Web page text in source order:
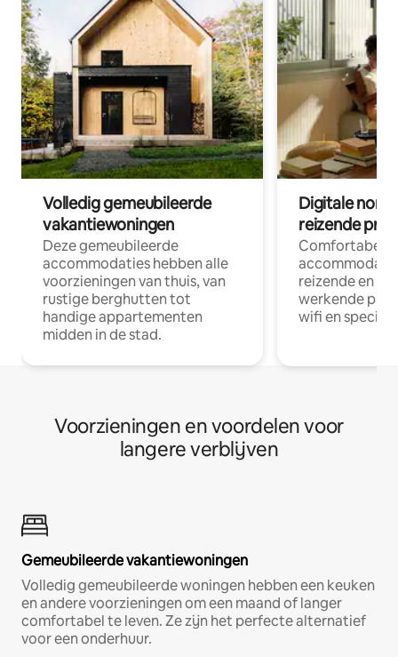
Volledig gemeubileerde
vakantiewoningen
Deze gemeubileerde
accommodaties hebben alle
voorzieningen van thuis, van
rustige berghutten tot
handige appartementen
midden in de stad.
Digitale
reizende
Comfortabele
reizende en
werkende
wifi en
Voorzieningen en voordelen voor
langere verblijven
Gemeubileerde vakantiewoningen
Volledig gemeubileerde woningen hebben een keuken
en andere voorzieningen om een maand of langer
comfortabel te leven. Ze zijn het perfecte alternatief
voor een onderhuur.